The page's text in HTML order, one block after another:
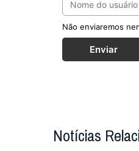
Não enviaremos
Enviar
Notícias